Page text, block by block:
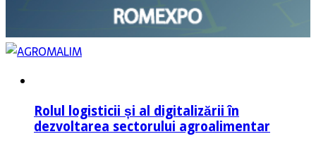
Rolul logisticii și al digitalizării în
dezvoltarea sectorului agroalimentar